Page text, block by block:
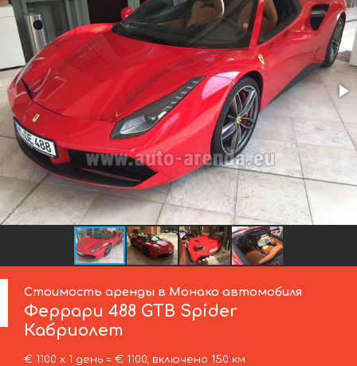
Стоимость аренды в Монако автомобиля
Феррари 488 GTB Spider
Кабриолет
€ 1100 х 1 день = € 1100, включено 150 км